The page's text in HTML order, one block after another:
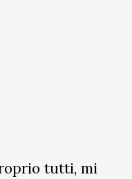
tutti, mi